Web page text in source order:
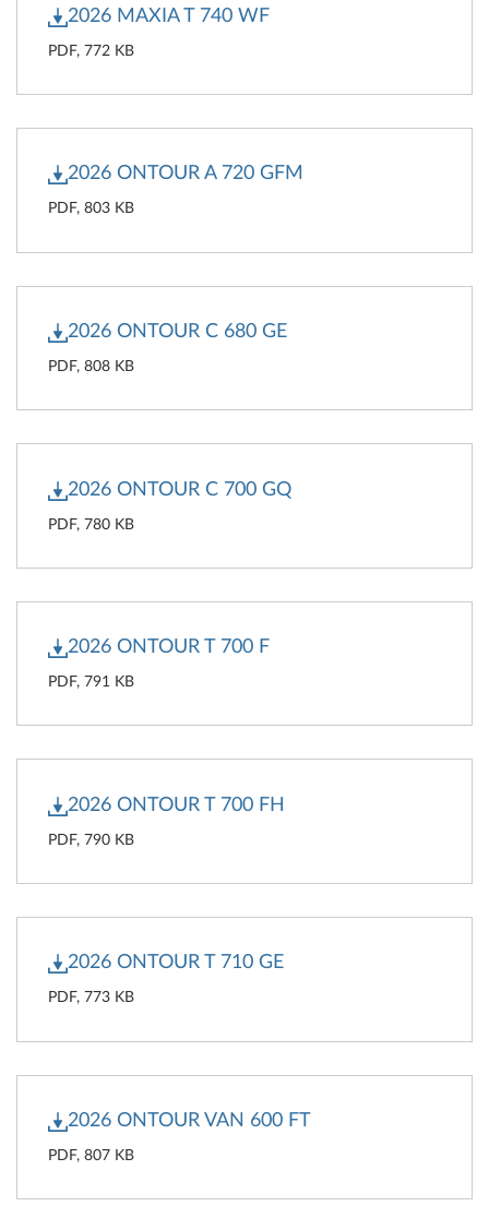
2026 MAXIA T 740 WF
PDF, 772 KB
2026 ONTOUR A 720 GFM
PDF, 803 KB
2026 ONTOUR C 680 GE
PDF, 808 KB
2026 ONTOUR C 700 GQ
PDF, 780 KB
2026 ONTOUR T 700 F
PDF, 791 KB
2026 ONTOUR T 700 FH
PDF, 790 KB
2026 ONTOUR T 710 GE
PDF, 773 KB
2026 ONTOUR VAN 600 FT
PDF, 807 KB